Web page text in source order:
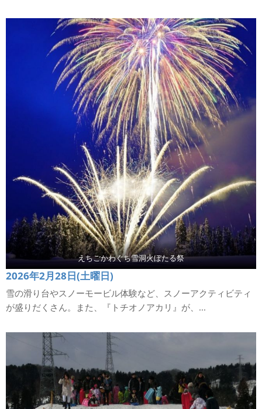
えちごかわぐち雪洞火ぼたる祭
2026年2月28日(土曜日)
雪の滑り台やスノーモービル体験など、スノーアクティビティ
が盛りだくさん。また、『トチオノアカリ』が、...